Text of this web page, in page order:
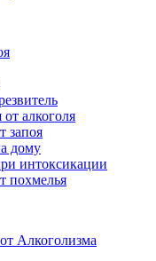
алкоголя
запоя
дому
интоксикации
похмелья
Алкоголизма